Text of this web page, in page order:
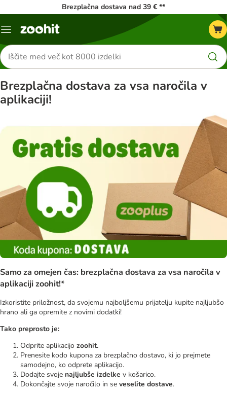
Brezplačna dostava nad 39 € **
Meni
Iskanje
izdelkov
Brezplačna dostava za vsa naročila v
aplikaciji!
Samo za omejen čas: brezplačna dostava za vsa naročila v
aplikaciji zoohit!*
Izkoristite priložnost, da svojemu najboljšemu prijatelju kupite najljubšo
hrano ali ga opremite z novimi dodatki!
Tako preprosto je:
Odprite aplikacijo zoohit.
Prenesite kodo kupona za brezplačno dostavo, ki jo prejmete
samodejno, ko odprete aplikacijo.
Dodajte svoje najljubše izdelke v košarico.
Dokončajte svoje naročilo in se veselite dostave.